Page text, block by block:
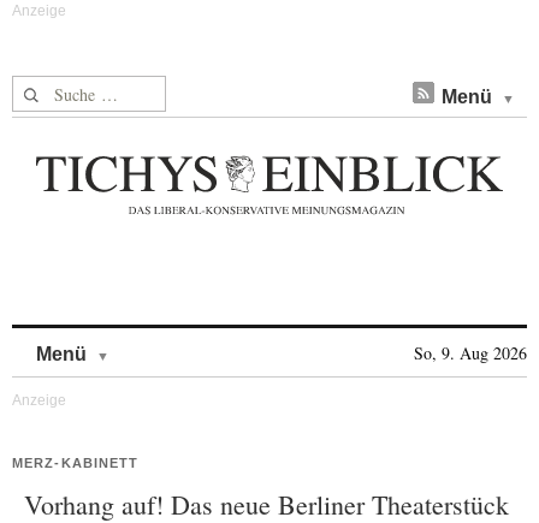
Suche nach: Menü
Menü So, 9. Aug 2026
MERZ-KABINETT
Vorhang auf! Das neue Berliner Theaterstück